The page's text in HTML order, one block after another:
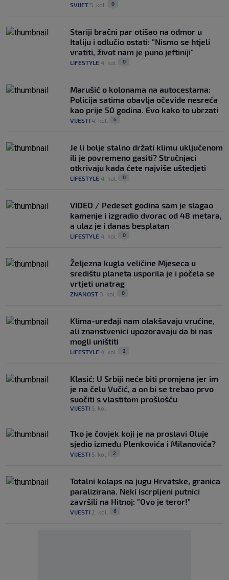
SVIJET 5. kol. 0
Stariji bračni par otišao na odmor u
Italiju i odlučio ostati: "Nismo se htjeli
vratiti, život nam je puno jeftiniji"
LIFESTYLE 4. kol. 0
Marušić o kolonama na autocestama:
Policija satima obavlja očevide nesreća
kao prije 50 godina. Evo kako to ubrzati
VIJESTI 4. kol. 6
Je li bolje stalno držati klimu uključenom
ili je povremeno gasiti? Stručnjaci
otkrivaju kada ćete najviše uštedjeti
LIFESTYLE 4. kol. 0
VIDEO / Pedeset godina sam je slagao
kamenje i izgradio dvorac od 48 metara,
a ulaz je i danas besplatan
LIFESTYLE 4. kol. 0
Željezna kugla veličine Mjeseca u
središtu planeta usporila je i počela se
vrtjeti unatrag
ZNANOST 3. kol. 0
Klima-uređaji nam olakšavaju vrućine,
ali znanstvenici upozoravaju da bi nas
mogli uništiti
LIFESTYLE 4. kol. 2
Klasić: U Srbiji neće biti promjena jer im
je na čelu Vučić, a on bi se trebao prvo
suočiti s vlastitom prošlošću
VIJESTI 5. kol.
Tko je čovjek koji je na proslavi Oluje
sjedio između Plenkovića i Milanovića?
VIJESTI 5. kol. 2
Totalni kolaps na jugu Hrvatske, granica
paralizirana. Neki iscrpljeni putnici
završili na Hitnoj: "Ovo je teror!"
VIJESTI 2. kol. 6